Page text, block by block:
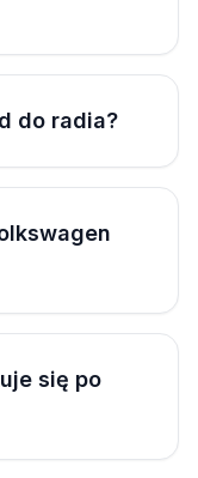
do radia?
się po